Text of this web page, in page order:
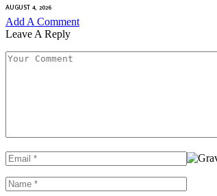
AUGUST 4, 2026
Add A Comment
Leave A Reply